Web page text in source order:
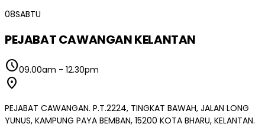
08SABTU
PEJABAT CAWANGAN KELANTAN
schedule09.00am - 12.30pm
location_on
PEJABAT CAWANGAN. P.T.2224, TINGKAT BAWAH, JALAN LONG
YUNUS, KAMPUNG PAYA BEMBAN, 15200 KOTA BHARU, KELANTAN.